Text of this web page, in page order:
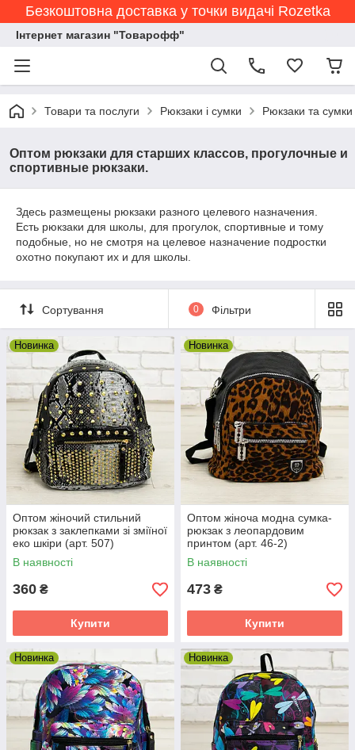
Безкоштовна доставка у точки видачі Rozetka
Інтернет магазин "Товарофф"
Товари та послуги Рюкзаки і сумки Рюкзаки та
Оптом рюкзаки для старших классов, прогулочные и
спортивные рюкзаки.
Здесь размещены рюкзаки разного целевого назначения.
Есть рюкзаки для школы, для прогулок, спортивные и тому
подобные, но не смотря на целевое назначение подростки
охотно покупают их и для школы.
Сортування 0 Фільтри
Новинка
Оптом жіночий стильний
рюкзак з заклепками зі зміїної
еко шкіри (арт. 507)
В наявності
360 ₴
Купити
Новинка
Оптом жіноча модна сумка-
рюкзак з леопардовим
принтом (арт. 46-2)
В наявності
473 ₴
Купити
Новинка Новинка